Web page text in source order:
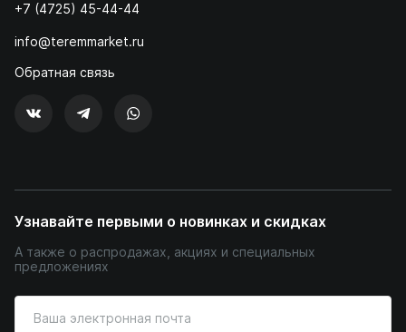
+7 (4725) 45-44-44
info@teremmarket.ru
Обратная связь
Узнавайте первыми о новинках и скидках
А также о распродажах, акциях и специальных
предложениях
ваш